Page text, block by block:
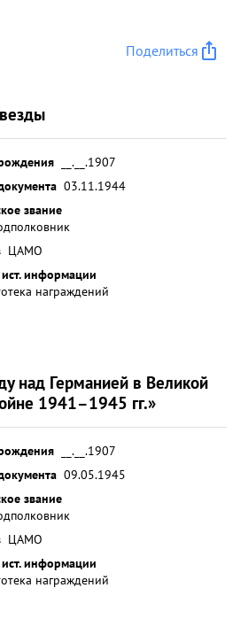
Поделиться
__.__.1907
03.11.1944
звание
ЦАМО
информации
награждений
над Германией в Великой
1941–1945 гг.»
__.__.1907
09.05.1945
звание
ЦАМО
информации
награждений